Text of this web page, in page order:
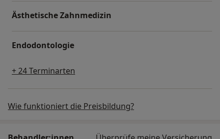
Ästhetische Zahnmedizin
Endodontologie
+ 24 Terminarten
Wie funktioniert die Preisbildung?